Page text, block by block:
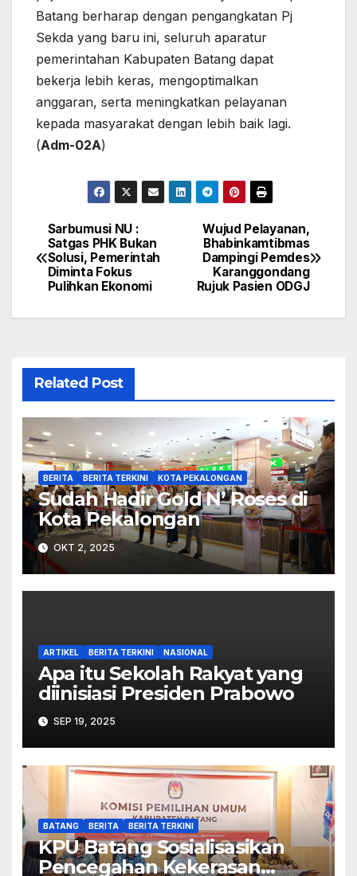
Batang berharap dengan pengangkatan Pj
Sekda yang baru ini, seluruh aparatur
pemerintahan Kabupaten Batang dapat
bekerja lebih keras, mengoptimalkan
anggaran, serta meningkatkan pelayanan
kepada masyarakat dengan lebih baik lagi.
(Adm-02A)
Navigasi
pos
Wujud Pelayanan,
Bhabinkamtibmas
Dampingi Pemdes
Karanggondang
Rujuk Pasien ODGJ
Sarbumusi NU :
Satgas PHK Bukan
Solusi, Pemerintah
Diminta Fokus
Pulihkan Ekonomi
Related Post
BERITA BERITA TERKINI KOTA PEKALONGAN
Sudah Hadir Gold N’ Roses di
Kota Pekalongan
OKT 2, 2025
ARTIKEL BERITA TERKINI NASIONAL
Apa itu Sekolah Rakyat yang
diinisiasi Presiden Prabowo
SEP 19, 2025
BATANG BERITA BERITA TERKINI
KPU Batang Sosialisasikan
Pencegahan Kekerasan